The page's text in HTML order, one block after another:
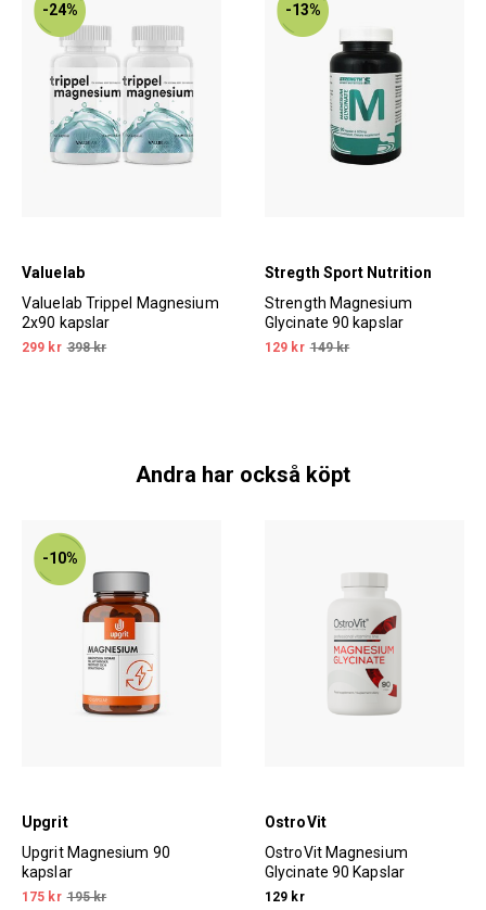
-24%
Valuelab
Valuelab Trippel Magnesium
2x90 kapslar
299 kr 398 kr
-13%
Stregth Sport Nutrition
Strength Magnesium
Glycinate 90 kapslar
129 kr 149 kr
Andra har också köpt
-10%
Upgrit
Upgrit Magnesium 90
kapslar
175 kr 195 kr
OstroVit
OstroVit Magnesium
Glycinate 90 Kapslar
129 kr